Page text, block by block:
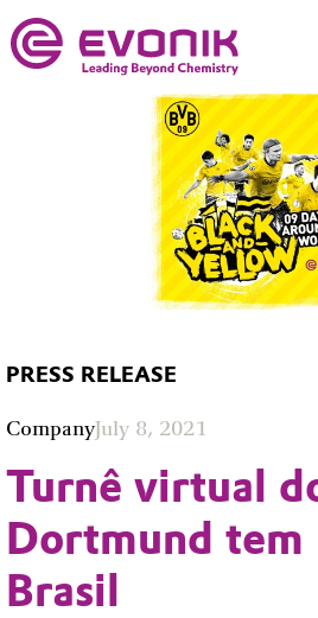
PRESS RELEASE
CompanyJuly 8, 2021
Turnê virtual
Dortmund tem
Brasil